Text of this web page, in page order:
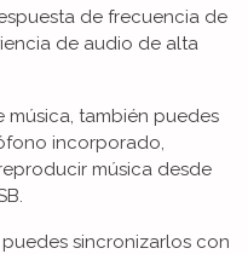
de frecuencia de
de audio de alta
también puedes
incorporado,
música desde
sincronizarlos con